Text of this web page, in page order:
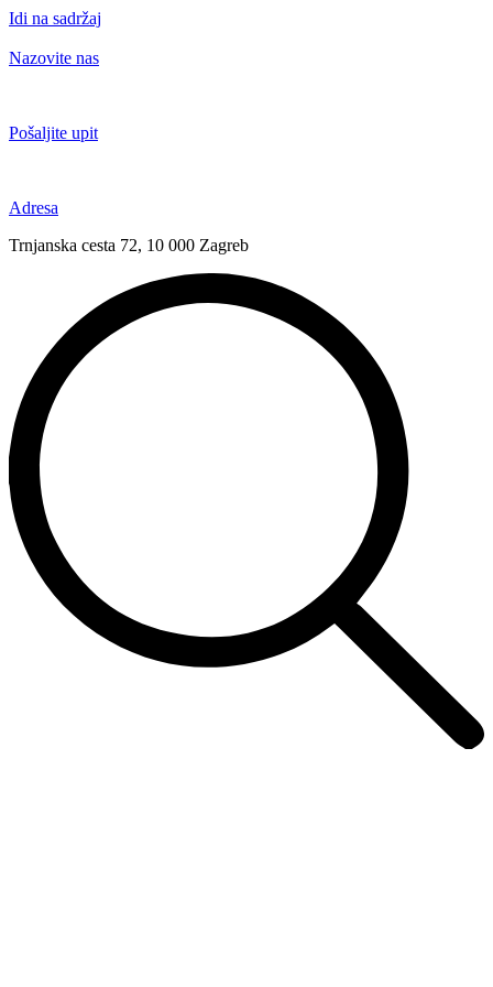
Idi na sadržaj
Nazovite nas
Pošaljite upit
Adresa
Trnjanska cesta 72, 10 000 Zagreb